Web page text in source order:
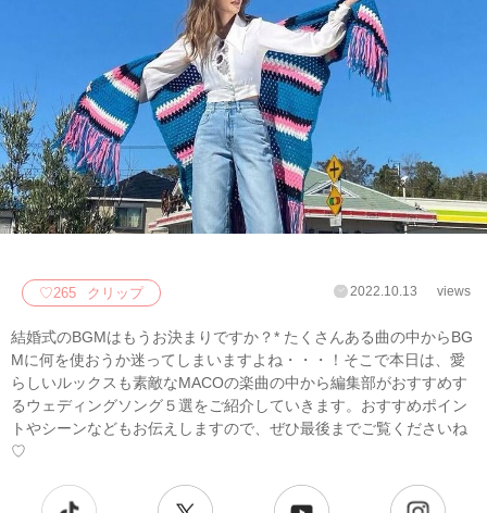
♡265 クリップ 2022.10.13 views
結婚式のBGMはもうお決まりですか？* たくさんある曲の中からBG
Mに何を使おうか迷ってしまいますよね・・・！そこで本日は、愛
らしいルックスも素敵なMACOの楽曲の中から編集部がおすすめす
るウェディングソング５選をご紹介していきます。おすすめポイン
トやシーンなどもお伝えしますので、ぜひ最後までご覧くださいね
♡